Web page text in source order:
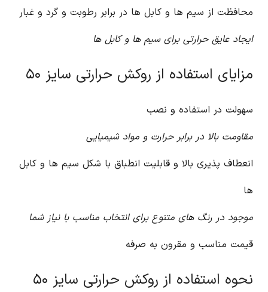
محافظت از سیم ها و کابل ها در برابر رطوبت و گرد و غبار
ایجاد عایق حرارتی برای سیم ها و کابل ها
مزایای استفاده از روکش حرارتی سایز ۵۰
سهولت در استفاده و نصب
مقاومت بالا در برابر حرارت و مواد شیمیایی
انعطاف پذیری بالا و قابلیت انطباق با شکل سیم ها و کابل
ها
موجود در رنگ های متنوع برای انتخاب مناسب با نیاز شما
قیمت مناسب و مقرون به صرفه
نحوه استفاده از روکش حرارتی سایز ۵۰